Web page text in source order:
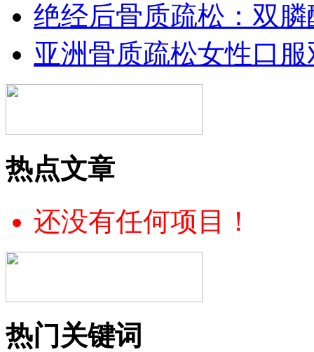
绝经后骨质疏松：双
亚洲骨质疏松女性口
热点文章
还没有任何项目！
热门关键词